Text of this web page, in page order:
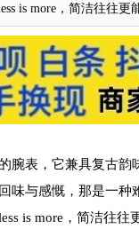
is more，简洁往往
腕表，它兼具复古
味与感慨，那是一
is more，简洁往